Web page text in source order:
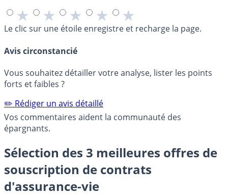
★ ★ ★ ★ ★
Le clic sur une étoile enregistre et recharge la page.
Avis circonstancié
Vous souhaitez détailler votre analyse, lister les points
forts et faibles ?
✏️ Rédiger un avis détaillé
Vos commentaires aident la communauté des
épargnants.
Sélection des 3 meilleures offres de
souscription de contrats
d'assurance-vie